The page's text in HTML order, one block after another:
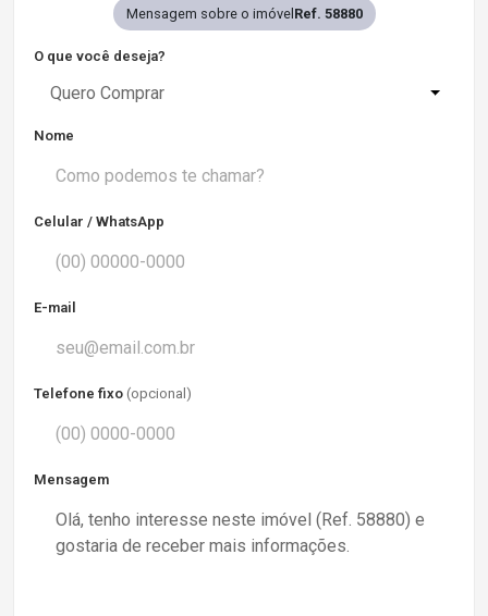
Mensagem sobre o imóvel Ref. 58880
O que você deseja?
Quero Comprar
Nome
Celular / WhatsApp
E-mail
Telefone fixo (opcional)
Mensagem